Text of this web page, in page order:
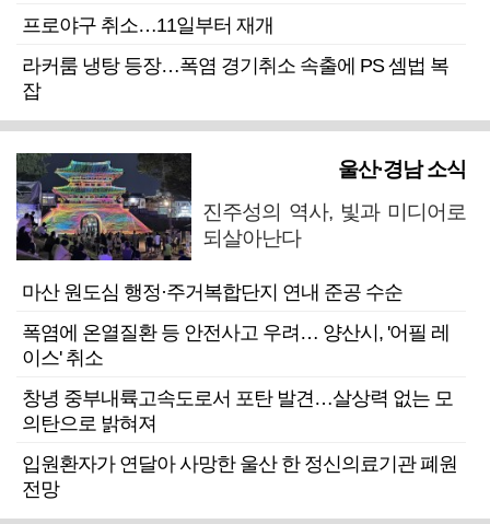
프로야구 취소…11일부터 재개
라커룸 냉탕 등장…폭염 경기취소 속출에 PS 셈법 복
잡
울산·경남 소식
진주성의 역사, 빛과 미디어로
되살아난다
마산 원도심 행정·주거복합단지 연내 준공 수순
폭염에 온열질환 등 안전사고 우려… 양산시, '어필 레
이스' 취소
창녕 중부내륙고속도로서 포탄 발견…살상력 없는 모
의탄으로 밝혀져
입원환자가 연달아 사망한 울산 한 정신의료기관 폐원
전망